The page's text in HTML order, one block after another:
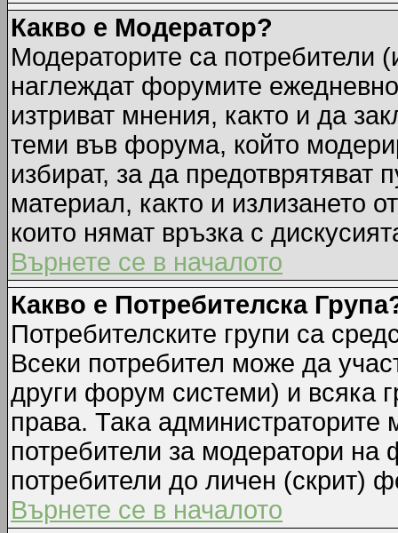
Какво е Модератор?
Модераторите са потребители
наглеждат форумите
изтриват мнения, както и да
теми във форума, който
избират, за да предотврятяват
материал, както и излизането
които нямат връзка с
Върнете се в началото
Какво е Потребителска
Потребителските групи са
Всеки потребител може да
други форум системи) и всяка
права. Така администраторите
потребители за модератори
потребители до личен (скрит)
Върнете се в началото